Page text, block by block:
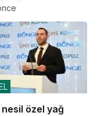
nesil özel yağ